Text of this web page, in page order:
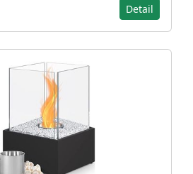
Detail